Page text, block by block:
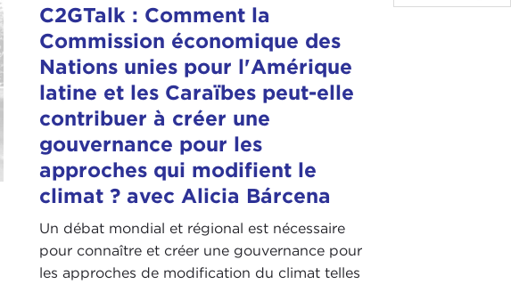
C2GTalk : Comment la
Commission économique des
Nations unies pour l'Amérique
latine et les Caraïbes peut-elle
contribuer à créer une
gouvernance pour les
approches qui modifient le
climat ? avec Alicia Bárcena
Un débat mondial et régional est nécessaire
pour connaître et créer une gouvernance pour
les approches de modification du climat telles